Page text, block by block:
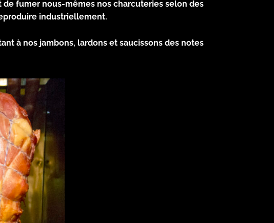
fumer nous-mêmes nos charcuteries selon des
industriellement.
à nos jambons, lardons et saucissons des notes